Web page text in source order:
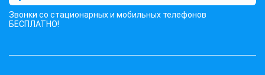
Звонки со стационарных и мобильных телефонов
БЕСПЛАТНО!